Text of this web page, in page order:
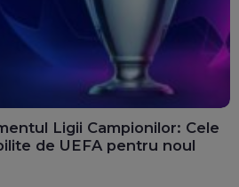
Ligii Campionilor: Cele
de UEFA pentru noul